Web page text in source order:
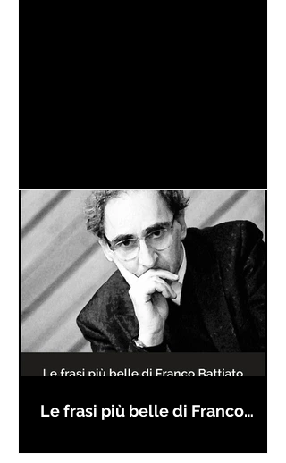
Le frasi più belle di Franco